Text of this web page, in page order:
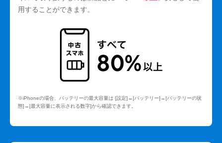
用することができます。
※iPhoneの場合、バッテリーの最大容量は [設定]→[バッテリー]→[バッテリーの状
態]→[最大容量に表示される数字]から確認できます。